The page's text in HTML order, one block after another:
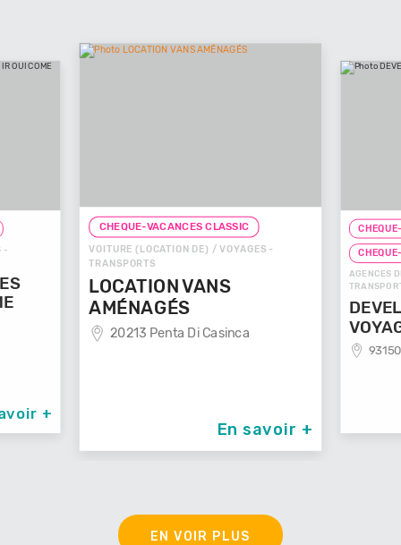
-
+
CHEQUE-VACANCES CLASSIC
VOITURE (LOCATION DE) / VOYAGES -
TRANSPORTS
LOCATION VANS
AMÉNAGÉS
20213 Penta Di Casinca
En savoir +
AGENCES
EN VOIR PLUS